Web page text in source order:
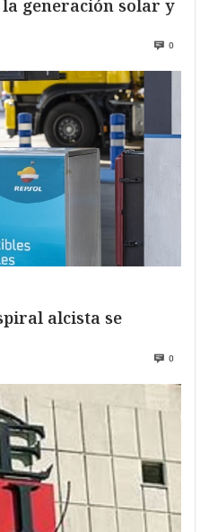
la generación solar y
0
alcista se
0